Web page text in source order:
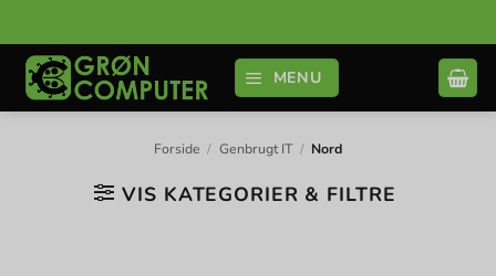
til
indhold
MENU
Forside / Genbrugt IT / Nord
VIS KATEGORIER & FILTRE